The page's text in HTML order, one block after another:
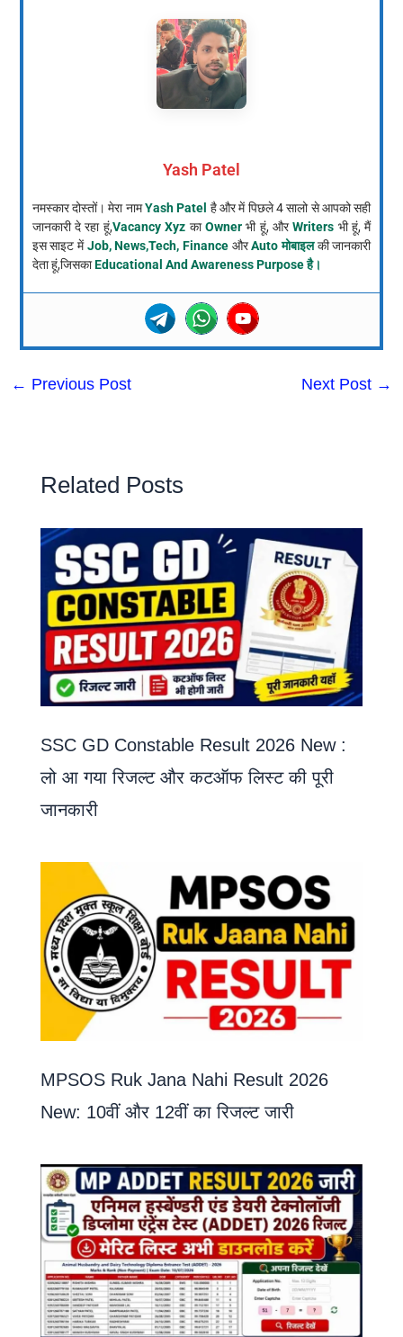
Yash Patel
नमस्कार दोस्तों। मेरा नामYash Patel है और में पिछले 4 सालो से आपको सही
जानकारी दे रहा हूं,Vacancy Xyz काOwnerभी हूं, औरWriters भी हूं, मैं
इस साइट मेंJob, News,Tech, Finance औरAuto मोबाइलकी जानकारी
देता हूं,जिसकाEducational And Awareness Purpose है।
← Previous Post Next Post →
Related Posts
SSC GD Constable Result 2026 New :
लो आ गया रिजल्ट और कटऑफ लिस्ट की पूरी
जानकारी
MPSOS Ruk Jana Nahi Result 2026
New: 10वीं और 12वीं का रिजल्ट जारी